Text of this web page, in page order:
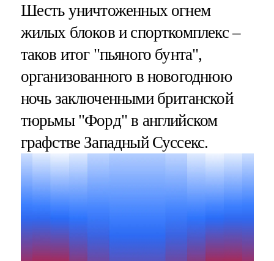
Шесть уничтоженных огнем
жилых блоков и спорткомплекс –
таков итог "пьяного бунта",
организованного в новогоднюю
ночь заключенными британской
тюрьмы "Форд" в английском
графстве Западный Суссекс.